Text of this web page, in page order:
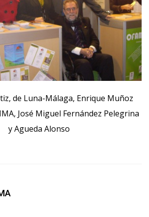
de Luna-Málaga, Enrique Muñoz
José Miguel Fernández Pelegrina
y Agueda Alonso